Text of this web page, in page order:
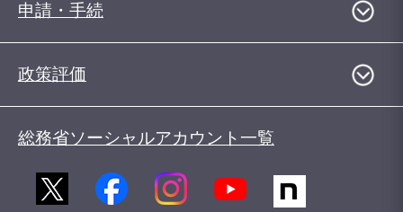
申請・手続
政策評価
総務省ソーシャルアカウント一覧